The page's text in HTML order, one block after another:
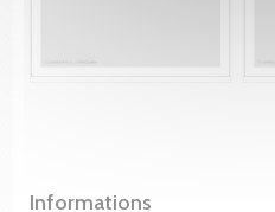
Informations